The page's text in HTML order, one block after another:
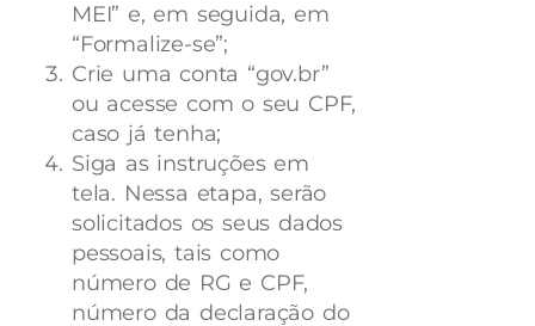
MEI” e, em seguida, em
“Formalize-se”;
Crie uma conta “gov.br”
ou acesse com o seu CPF,
caso já tenha;
Siga as instruções em
tela. Nessa etapa, serão
solicitados os seus dados
pessoais, tais como
número de RG e CPF,
número da declaração do